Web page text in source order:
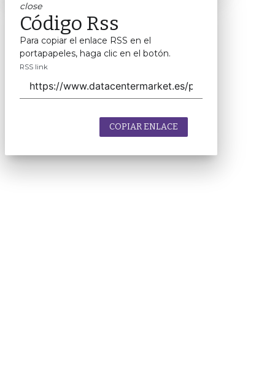
close
Código Rss
Para copiar el enlace RSS en el
portapapeles, haga clic en el botón.
RSS link
COPIAR ENLACE